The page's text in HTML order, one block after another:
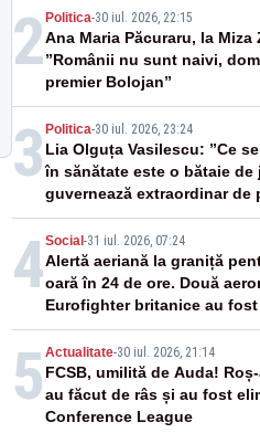
2 Politica-30 iul. 2026, 22:15
Ana Maria Păcuraru, la Miza
”Românii nu sunt naivi,
premier Bolojan”
3 Politica-30 iul. 2026, 23:24
Lia Olguța Vasilescu: ”Ce
în sănătate este o bătaie de
guvernează extraordinar de
4Social -31 iul. 2026, 07:24
Alertă aeriană la graniță
oară în 24 de ore. Două
Eurofighter britanice au fost
la sol
5 Actualitate-30 iul. 2026, 21:14
FCSB, umilită de Auda!
au făcut de râs și au fost
Conference League